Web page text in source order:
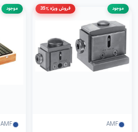
موجود فروش ویژه %35
AMF
موجود
AMF